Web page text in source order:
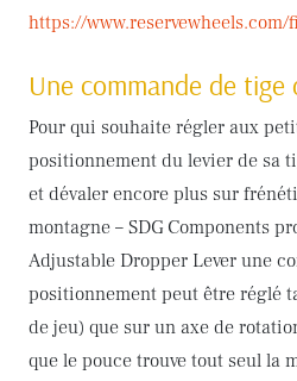
https://www.reservewheels.com/
Une commande de
Pour qui souhaite régler aux
positionnement du levier de sa
et dévaler encore plus sur
montagne – SDG Components
Adjustable Dropper Lever une
positionnement peut être réglé
de jeu) que sur un axe de
que le pouce trouve tout seul la